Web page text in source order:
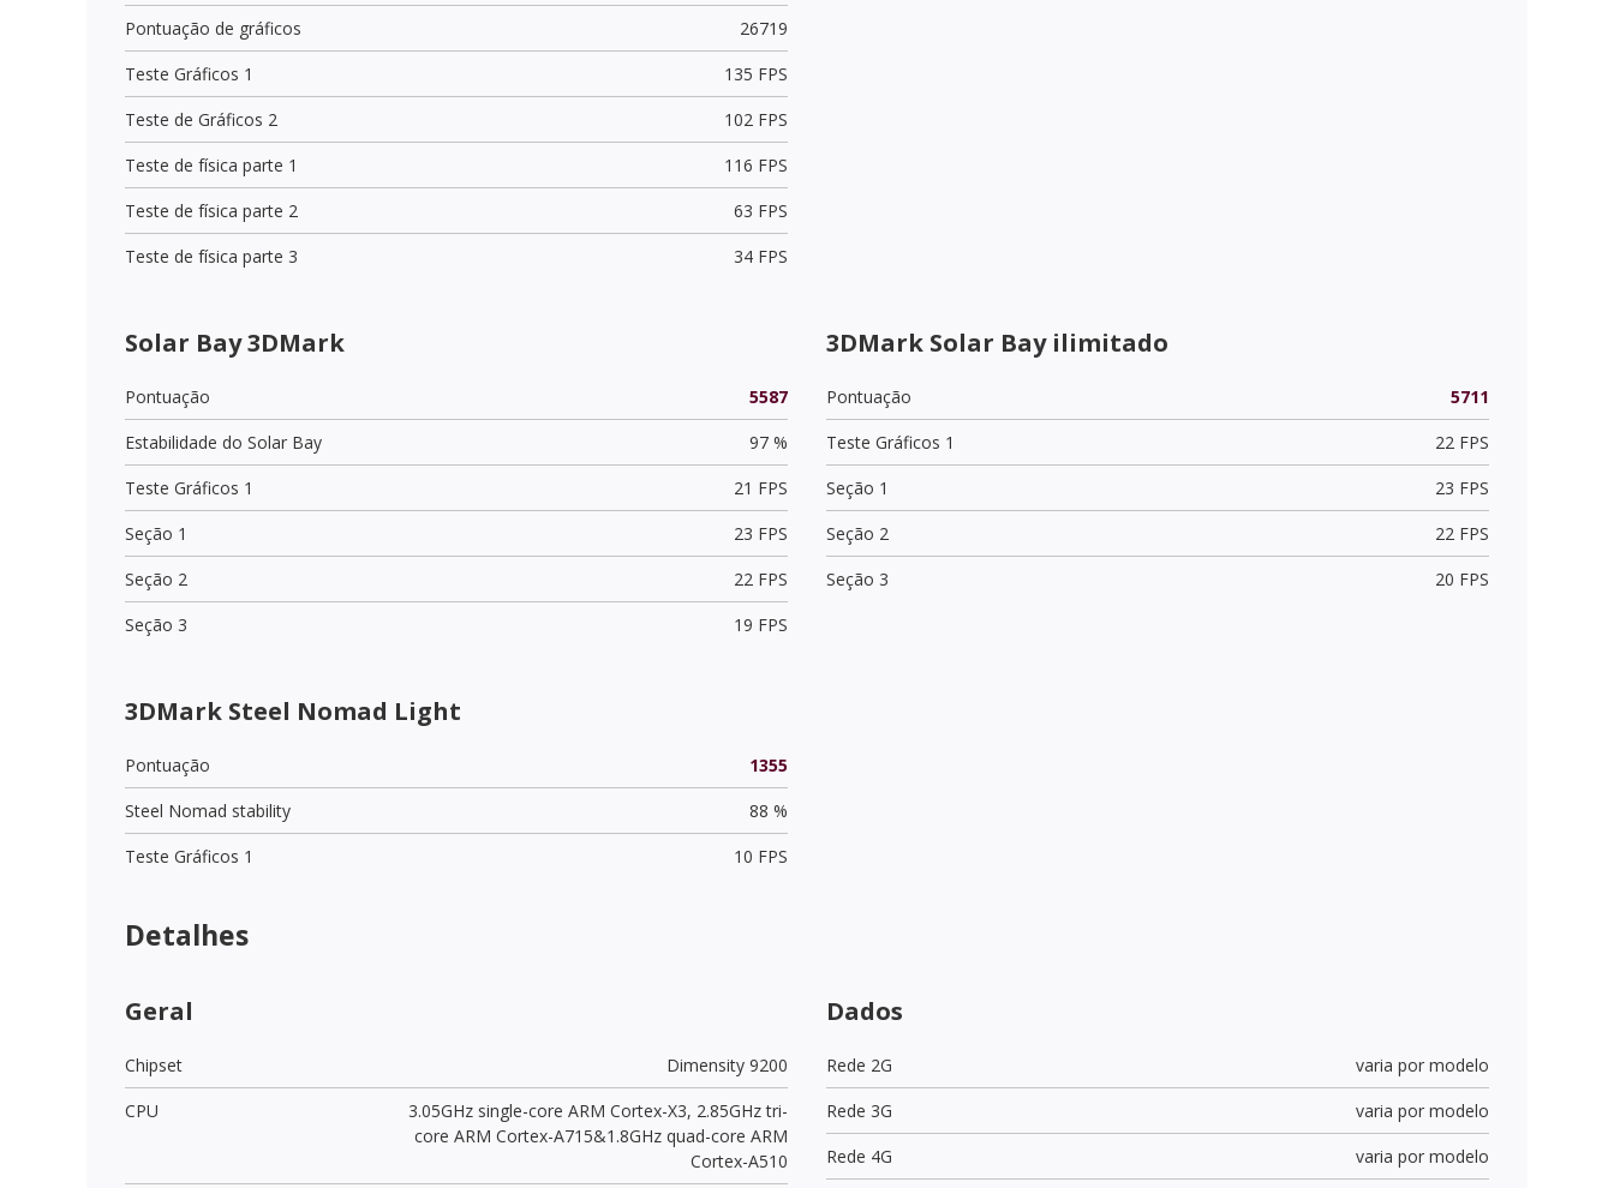
Pontuação de gráficos
26719
Teste Gráficos 1
135 FPS
Teste de Gráficos 2
102 FPS
Teste de física parte 1
116 FPS
Teste de física parte 2
63 FPS
Teste de física parte 3
34 FPS
Solar Bay 3DMark
Pontuação
5587
Estabilidade do Solar Bay
97 %
Teste Gráficos 1
21 FPS
Seção 1
23 FPS
Seção 2
22 FPS
Seção 3
19 FPS
3DMark Solar Bay ilimitado
Pontuação
5711
Teste Gráficos 1
22 FPS
Seção 1
23 FPS
Seção 2
22 FPS
Seção 3
20 FPS
3DMark Steel Nomad Light
Pontuação
1355
Steel Nomad stability
88 %
Teste Gráficos 1
10 FPS
Detalhes
Geral
Chipset
Dimensity 9200
CPU
3.05GHz single-core ARM Cortex-X3, 2.85GHz tri-
core ARM Cortex-A715&1.8GHz quad-core ARM
Cortex-A510
Dados
Rede 2G
varia por modelo
Rede 3G
varia por modelo
Rede 4G
varia por modelo